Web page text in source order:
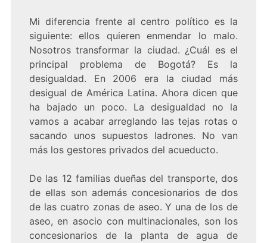
Mi diferencia frente al centro político es la
siguiente: ellos quieren enmendar lo malo.
Nosotros transformar la ciudad. ¿Cuál es el
principal problema de Bogotá? Es la
desigualdad. En 2006 era la ciudad más
desigual de América Latina. Ahora dicen que
ha bajado un poco. La desigualdad no la
vamos a acabar arreglando las tejas rotas o
sacando unos supuestos ladrones. No van
más los gestores privados del acueducto.
De las 12 familias dueñas del transporte, dos
de ellas son además concesionarios de dos
de las cuatro zonas de aseo. Y una de los de
aseo, en asocio con multinacionales, son los
concesionarios de la planta de agua de